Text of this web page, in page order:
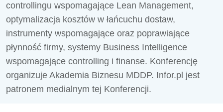
controllingu wspomagające Lean Management,
optymalizacja kosztów w łańcuchu dostaw,
instrumenty wspomagające oraz poprawiające
płynność firmy, systemy Business Intelligence
wspomagające controlling i finanse. Konferencję
organizuje Akademia Biznesu MDDP. Infor.pl jest
patronem medialnym tej Konferencji.